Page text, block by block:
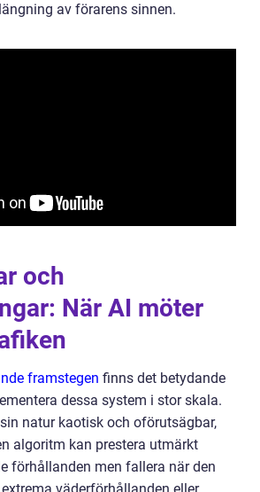
av förarens sinnen.
och
När AI möter
framstegen finns det betydande
dessa system i stor skala.
natur kaotisk och oförutsägbar,
algoritm kan prestera utmärkt
förhållanden men fallera när den